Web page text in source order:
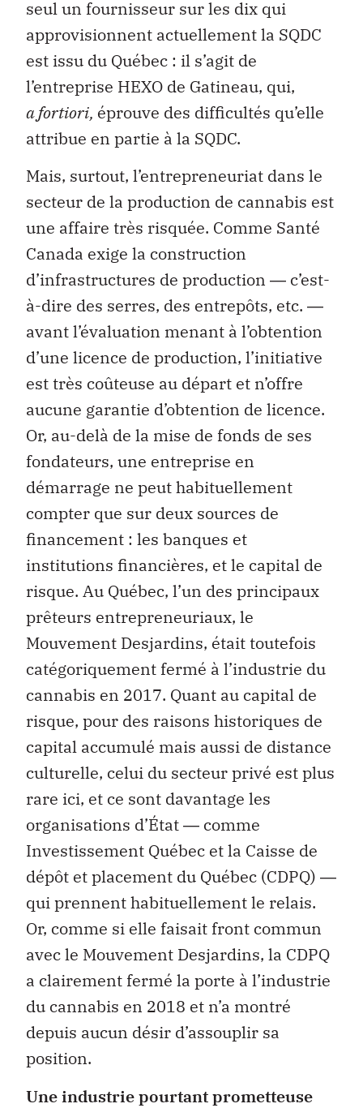
seul un fournisseur sur les dix qui
approvisionnent actuellement la SQDC
est issu du Québec : il s’agit de
l’entreprise HEXO de Gatineau, qui,
a fortiori, éprouve des difficultés qu’elle
attribue en partie à la SQDC.
Mais, surtout, l’entrepreneuriat dans le
secteur de la production de cannabis est
une affaire très risquée. Comme Santé
Canada exige la construction
d’infrastructures de production ― c’est-
à-dire des serres, des entrepôts, etc. ―
avant l’évaluation menant à l’obtention
d’une licence de production, l’initiative
est très coûteuse au départ et n’offre
aucune garantie d’obtention de licence.
Or, au-delà de la mise de fonds de ses
fondateurs, une entreprise en
démarrage ne peut habituellement
compter que sur deux sources de
financement : les banques et
institutions financières, et le capital de
risque. Au Québec, l’un des principaux
prêteurs entrepreneuriaux, le
Mouvement Desjardins, était toutefois
catégoriquement fermé à l’industrie du
cannabis en 2017. Quant au capital de
risque, pour des raisons historiques de
capital accumulé mais aussi de distance
culturelle, celui du secteur privé est plus
rare ici, et ce sont davantage les
organisations d’État ― comme
Investissement Québec et la Caisse de
dépôt et placement du Québec (CDPQ) ―
qui prennent habituellement le relais.
Or, comme si elle faisait front commun
avec le Mouvement Desjardins, la CDPQ
a clairement fermé la porte à l’industrie
du cannabis en 2018 et n’a montré
depuis aucun désir d’assouplir sa
position.
Une industrie pourtant prometteuse